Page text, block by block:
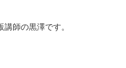
師の黒澤です。